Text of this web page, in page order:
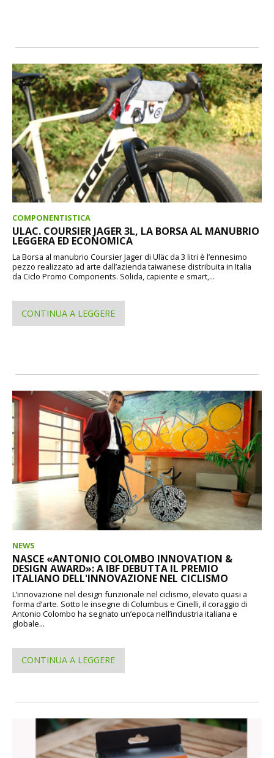
COMPONENTISTICA
ULAC. COURSIER JAGER 3L, LA BORSA AL MANUBRIO
LEGGERA ED ECONOMICA
La Borsa al manubrio Coursier Jager di Uläc da 3 litri è l’ennesimo
pezzo realizzato ad arte dall’azienda taiwanese distribuita in Italia
da Ciclo Promo Components. Solida, capiente e smart,...
CONTINUA A LEGGERE
NEWS
NASCE «ANTONIO COLOMBO INNOVATION &
DESIGN AWARD»: A IBF DEBUTTA IL PREMIO
ITALIANO DELL'INNOVAZIONE NEL CICLISMO
L’innovazione nel design funzionale nel ciclismo, elevato quasi a
forma d’arte. Sotto le insegne di Columbus e Cinelli, il coraggio di
Antonio Colombo ha segnato un’epoca nell’industria italiana e
globale...
CONTINUA A LEGGERE